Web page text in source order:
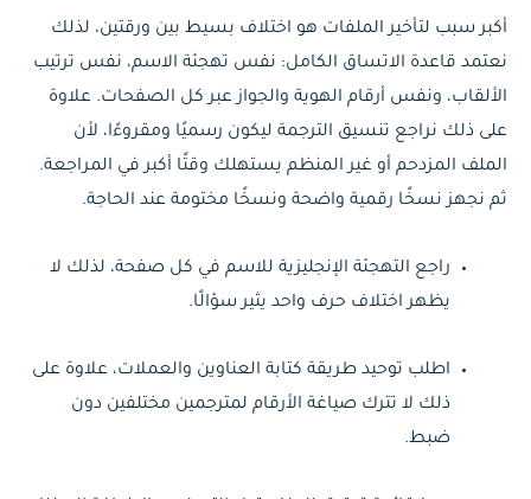
أكبر سبب لتأخير الملفات هو اختلاف بسيط بين ورقتين، لذلك
نعتمد قاعدة الاتساق الكامل: نفس تهجئة الاسم، نفس ترتيب
الألقاب، ونفس أرقام الهوية والجواز عبر كل الصفحات. علاوة
على ذلك نراجع تنسيق الترجمة ليكون رسميًا ومقروءًا، لأن
الملف المزدحم أو غير المنظم يستهلك وقتًا أكبر في المراجعة.
ثم نجهز نسخًا رقمية واضحة ونسخًا مختومة عند الحاجة.
راجع التهجئة الإنجليزية للاسم في كل صفحة، لذلك لا
يظهر اختلاف حرف واحد يثير سؤالًا.
اطلب توحيد طريقة كتابة العناوين والعملات، علاوة على
ذلك لا تترك صياغة الأرقام لمترجمين مختلفين دون
ضبط.